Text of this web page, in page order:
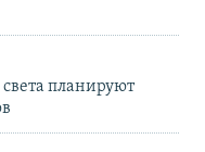
планируют